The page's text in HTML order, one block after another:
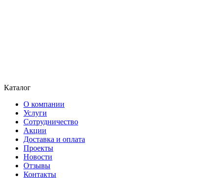
Каталог
О компании
Услуги
Сотрудничество
Акции
Доставка и оплата
Проекты
Новости
Отзывы
Контакты